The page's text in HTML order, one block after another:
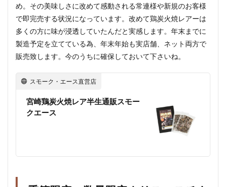
め。その美味しさに改めて感動される常連様や新規のお客様
で即完売する状況になっています。改めて鶏炭火焼レアーは
多くの方に味が浸透していたんだと実感します。年末までに
製造予定を立てている為、年末年始も実店舗、ネット両方で
販売致します。今のうちに確保しておいて下さいね。
スモーク・エース直営店
宮崎鶏炭火焼レア半生通販スモー
クエース